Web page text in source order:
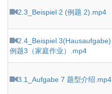
2.3_Beispiel 2 (例题 2).mp4
2.4_Beispiel 3(Hausaufgabe)
例题3（家庭作业）.mp4
3.1_Aufgabe 7 题型介绍.mp4